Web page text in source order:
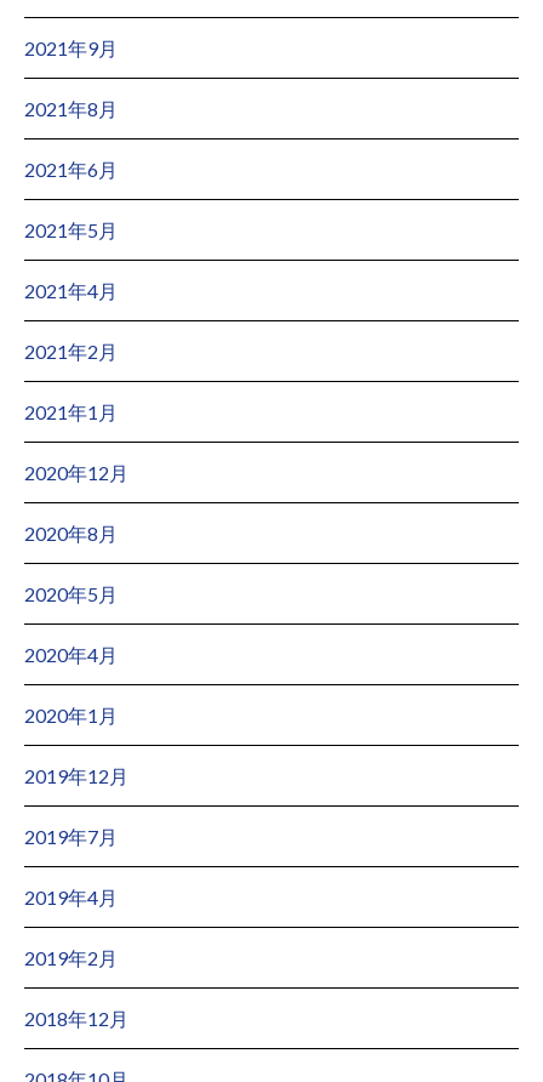
2021年9月
2021年8月
2021年6月
2021年5月
2021年4月
2021年2月
2021年1月
2020年12月
2020年8月
2020年5月
2020年4月
2020年1月
2019年12月
2019年7月
2019年4月
2019年2月
2018年12月